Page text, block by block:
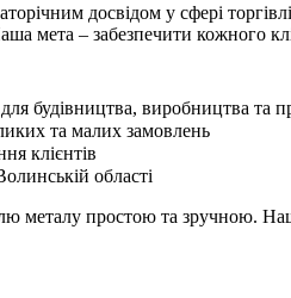
досвідом у сфері
мета – забезпечити кожного
будівництва, виробництва та
та малих замовлень
клієнтів
області
металу простою та зручною.